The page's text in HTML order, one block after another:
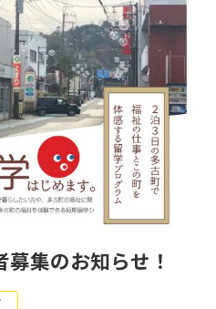
募集のお知らせ！